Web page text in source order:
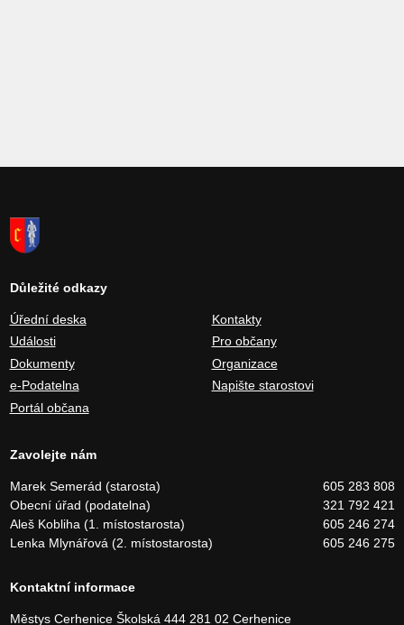
Důležité odkazy
Úřední deska
Události
Dokumenty
e-Podatelna
Portál občana
Kontakty
Pro občany
Organizace
Napište starostovi
Zavolejte nám
Marek Semerád (starosta)
605 283 808
Obecní úřad (podatelna)
321 792 421
Aleš Kobliha (1. místostarosta)
605 246 274
Lenka Mlynářová (2. místostarosta)
605 246 275
Kontaktní informace
Městys CerheniceŠkolská 444281 02 Cerhenice